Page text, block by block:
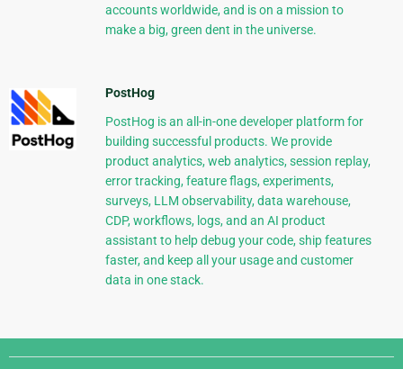
accounts worldwide, and is on a mission to
make a big, green dent in the universe.
PostHog
PostHog is an all-in-one developer platform for
building successful products. We provide
product analytics, web analytics, session replay,
error tracking, feature flags, experiments,
surveys, LLM observability, data warehouse,
CDP, workflows, logs, and an AI product
assistant to help debug your code, ship features
faster, and keep all your usage and customer
data in one stack.
Django